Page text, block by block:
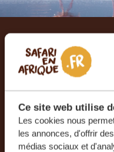
Ce site web utilise
Les cookies nous
les annonces, d'offrir
médias sociaux et
Laissez-
voyage
RECEVEZ UN